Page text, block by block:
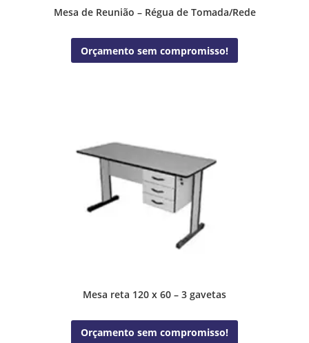
Mesa de Reunião – Régua de Tomada/Rede
Orçamento sem compromisso!
Mesa reta 120 x 60 – 3 gavetas
Orçamento sem compromisso!